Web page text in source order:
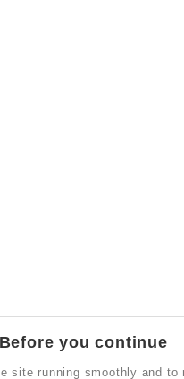
you continue
site running smoothly and to